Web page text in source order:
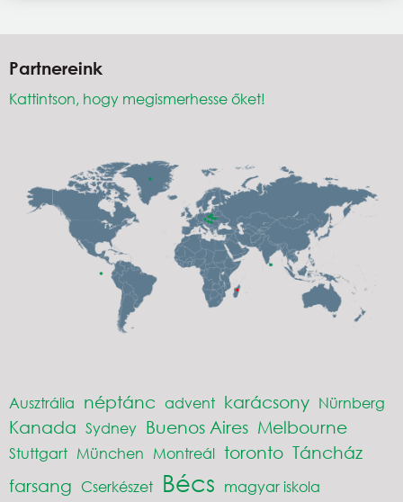
Partnereink
Kattintson, hogy megismerhesse őket!
Ausztrália néptánc advent karácsony Nürnberg
Kanada Sydney Buenos Aires Melbourne
Stuttgart München Montreál toronto Táncház
farsang Cserkészet Bécs magyar iskola